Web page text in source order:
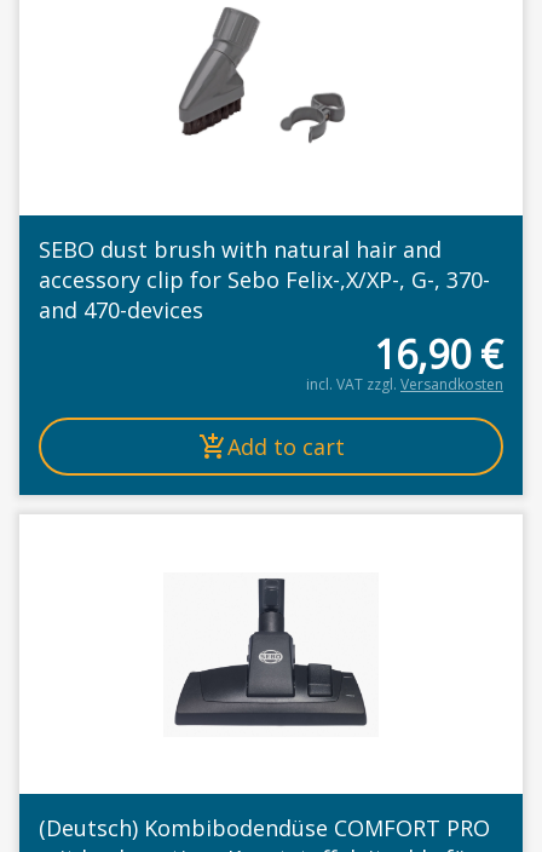
SEBO dust brush with natural hair and
accessory clip for Sebo Felix-,X/XP-, G-, 370-
and 470-devices
16,90€
incl. VAT zzgl. Versandkosten
Add to cart
(Deutsch) Kombibodendüse COMFORT PRO